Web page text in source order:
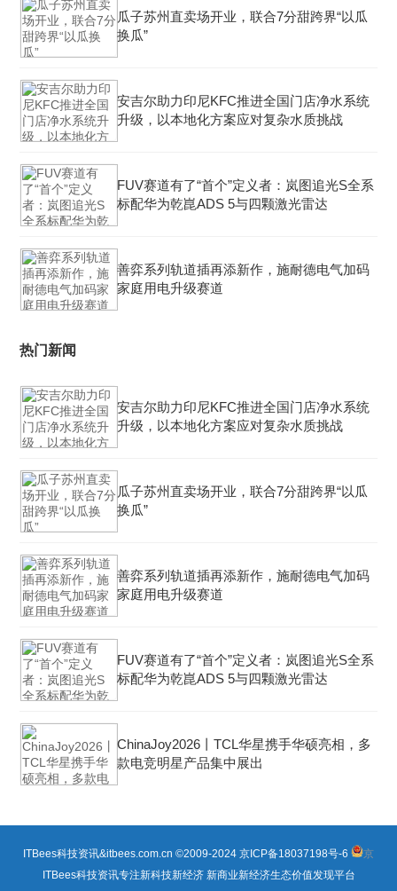
瓜子苏州直卖场开业，联合7分甜跨界“以瓜
换瓜”
安吉尔助力印尼KFC推进全国门店净水系统
升级，以本地化方案应对复杂水质挑战
FUV赛道有了“首个”定义者：岚图追光S全系
标配华为乾崑ADS 5与四颗激光雷达
善弈系列轨道插再添新作，施耐德电气加码
家庭用电升级赛道
热门新闻
安吉尔助力印尼KFC推进全国门店净水系统
升级，以本地化方案应对复杂水质挑战
瓜子苏州直卖场开业，联合7分甜跨界“以瓜
换瓜”
善弈系列轨道插再添新作，施耐德电气加码
家庭用电升级赛道
FUV赛道有了“首个”定义者：岚图追光S全系
标配华为乾崑ADS 5与四颗激光雷达
ChinaJoy2026丨TCL华星携手华硕亮相，多
款电竞明星产品集中展出
ITBees科技资讯&itbees.com.cn ©2009-2024 京ICP备18037198号-6
京
ITBees科技资讯专注新科技新经济 新商业新经济生态价值发现平台